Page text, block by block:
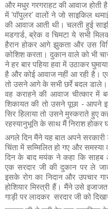
और मधुर गरगराहट की आवाज होती
में 'पॉपुलर' वालों ने जो साइकिल
की आवाज आती थी। चलती हुई
मडगार्ड, ब्रेक व चिमटा ये सभी
हैरान होकर आगे झुकता और उस
कोशिश करता। दुकान वाले को भी
ने हर बार पहिया हवा में उठाकर
है और कोई आवाज नहीं आ रही है।
तो उसने आगे के सभी छर्रे बदल
वह कराहने की आवाज चीत्कार में
शिकायत की तो उसने पूछा - आपने
सिर हिलाया तो उसने मुस्कराते हुए
रहस्यानुभूति के साथ मैं निराश होकर
अगले दिन मैंने यह बात अपने सरकारी
चिंता में सम्मिलित हो गए और
दिन के बाद मयंक ने कहा कि
एक सरदार जी की दुकान पर ले
इसके रोग का निदान और उपचार
होशियार मिस्त्री हैं। मैंने उसे
गाड़ी पर लादकर  सरदार जी को